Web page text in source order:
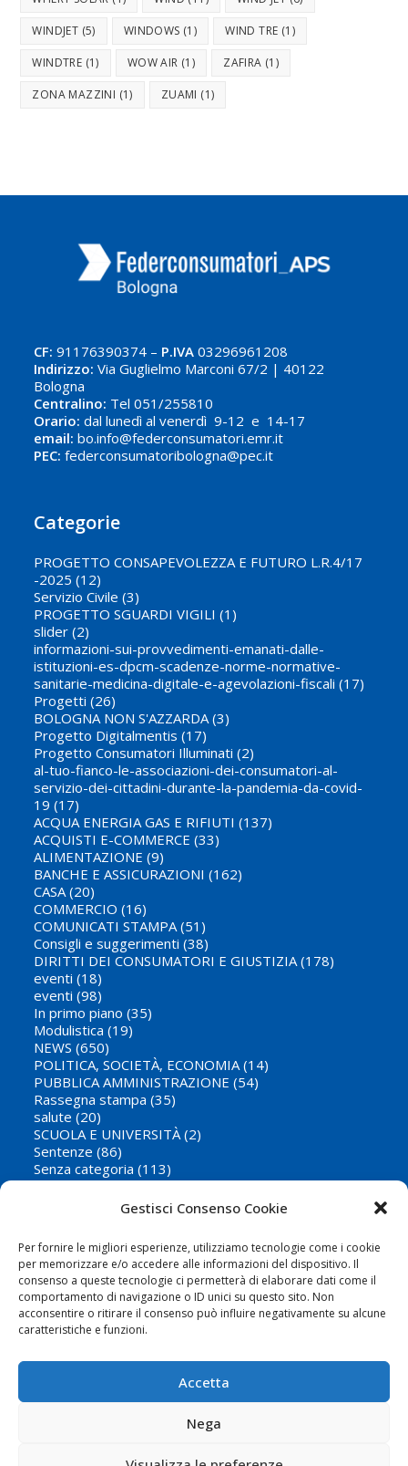
Gestisci Consenso Cookie
Per fornire le migliori esperienze, utilizziamo tecnologie come i cookie
per memorizzare e/o accedere alle informazioni del dispositivo. Il
consenso a queste tecnologie ci permetterà di elaborare dati come il
comportamento di navigazione o ID unici su questo sito. Non
acconsentire o ritirare il consenso può influire negativamente su alcune
caratteristiche e funzioni.
Accetta
Nega
WINDJET (5) WINDOWS (1) WIND TRE (1)
WINDTRE (1) WOW AIR (1) ZAFIRA (1)
ZONA MAZZINI (1) ZUAMI (1)
CF:91176390374 – P.IVA 03296961208
Indirizzo: Via Guglielmo Marconi 67/2 | 40122
Bologna
Centralino: Tel 051/255810
Orario: dal lunedì al venerdì 9-12 e 14-17
email:bo.info@federconsumatori.emr.it
PEC: federconsumatoribologna@pec.it
Categorie
PROGETTO CONSAPEVOLEZZA E FUTURO L.R.4/17
-2025 (12)
Servizio Civile (3)
PROGETTO SGUARDI VIGILI (1)
slider (2)
informazioni-sui-provvedimenti-emanati-dalle-
istituzioni-es-dpcm-scadenze-norme-normative-
sanitarie-medicina-digitale-e-agevolazioni-fiscali (17)
Progetti (26)
BOLOGNA NON S'AZZARDA (3)
Progetto Digitalmentis (17)
Progetto Consumatori Illuminati (2)
al-tuo-fianco-le-associazioni-dei-consumatori-al-
servizio-dei-cittadini-durante-la-pandemia-da-covid-
19 (17)
ACQUA ENERGIA GAS E RIFIUTI (137)
ACQUISTI E-COMMERCE (33)
ALIMENTAZIONE (9)
BANCHE E ASSICURAZIONI (162)
CASA (20)
COMMERCIO (16)
COMUNICATI STAMPA (51)
Consigli e suggerimenti (38)
DIRITTI DEI CONSUMATORI E GIUSTIZIA (178)
eventi (18)
eventi (98)
In primo piano (35)
Modulistica (19)
NEWS (650)
POLITICA, SOCIETÀ, ECONOMIA (14)
PUBBLICA AMMINISTRAZIONE (54)
Rassegna stampa (35)
salute (20)
SCUOLA E UNIVERSITÀ (2)
Sentenze (86)
Senza categoria (113)
telecomunicazioni (20)
TRASPORTI E TURISMO (127)
Iscriviti Alla Nostra Newsletter
MI ISCRIVO
Ho letto e accetto le condizioni della privacy